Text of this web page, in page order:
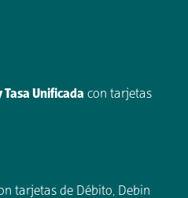
Tasa Unificada con tarjetas
tarjetas de Débito, Debin